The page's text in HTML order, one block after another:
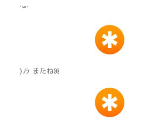
˙꒳˙
)ﾉｼ またねꕤ